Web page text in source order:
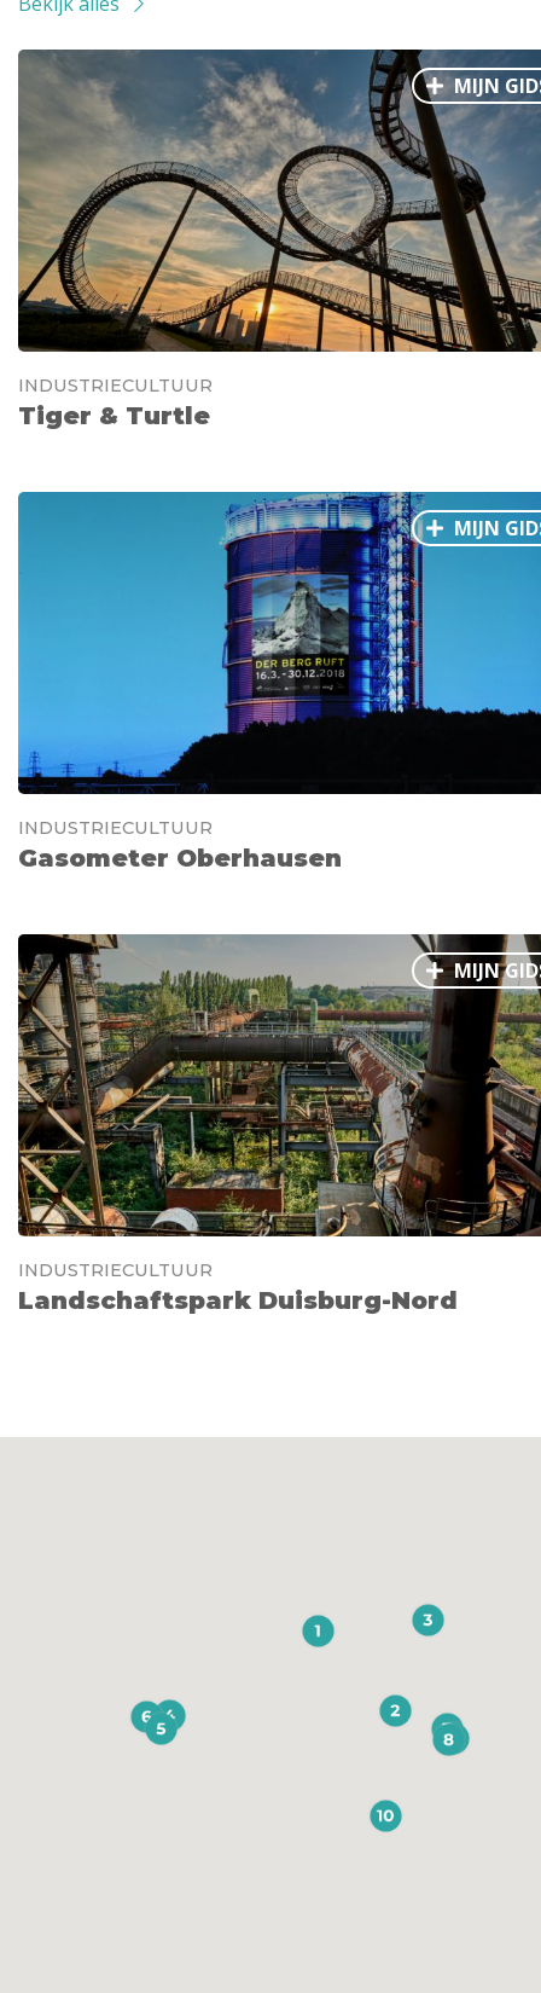
MIJN
INDUSTRIECULTUUR
Tiger & Turtle
MIJN
INDUSTRIECULTUUR
Gasometer Oberhausen
MIJN
INDUSTRIECULTUUR
Landschaftspark Duisburg-Nord